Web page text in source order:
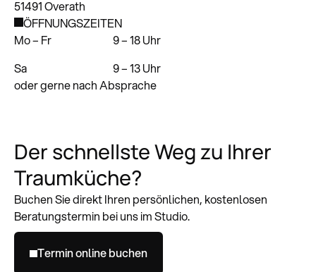
51491 Overath
ÖFFNUNGSZEITEN
Mo – Fr
9 – 18 Uhr
Sa
9 – 13 Uhr
oder gerne nach Absprache
Der schnellste Weg zu Ihrer
Traumküche?
Buchen Sie direkt Ihren persönlichen, kostenlosen
Beratungstermin bei uns im Studio.
Termin online buchen